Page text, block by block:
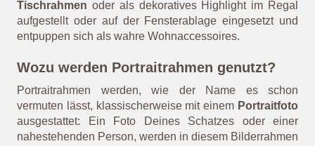
Vom Portraitrahmen zum persönlichen
Portraitrahmen, auch Fotorahmengenannt, zeichnen
sich in erster Linie durch ihre kleineren Formate (bis
einschließlich 20 x 30 cm) aus und zählen zu den
beliebten Bilderrahmen-Klassikern. Dank ihres
integrierten Aufstellers werden sie besonders gerne als